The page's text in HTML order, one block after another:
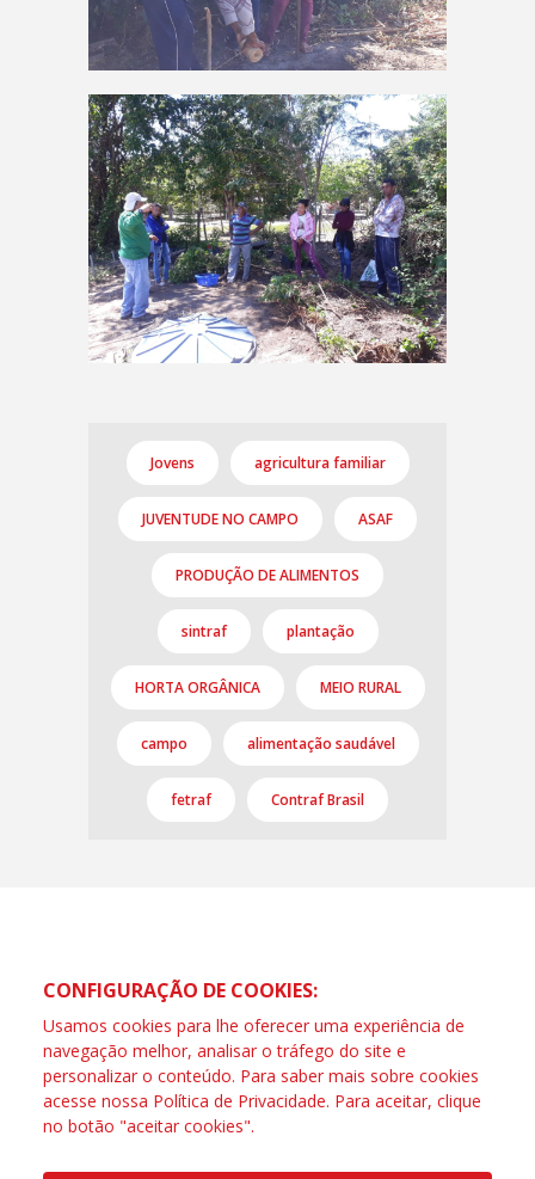
Jovens agricultura familiar
JUVENTUDE NO CAMPO ASAF
PRODUÇÃO DE ALIMENTOS
sintraf plantação
HORTA ORGÂNICA MEIO RURAL
campo alimentação saudável
fetraf Contraf Brasil
CONFIGURAÇÃO DE COOKIES:
Usamos cookies para lhe oferecer uma experiência de
navegação melhor, analisar o tráfego do site e
personalizar o conteúdo. Para saber mais sobre cookies
acesse nossa Política de Privacidade. Para aceitar, clique
no botão "aceitar cookies".